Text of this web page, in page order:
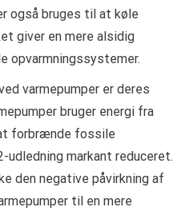
også bruges til at køle
giver en mere alsidig
opvarmningssystemer.
varmepumper er deres
bruger energi fra
forbrænde fossile
markant reduceret.
den negative påvirkning af
til en mere